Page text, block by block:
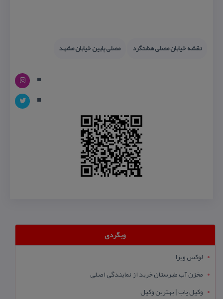
نقشه خیابان مصلی هشتگرد مصلی پایین خیابان مشهد
وبگردی
لوکس ویزا
مخزن آب طبرستان خرید از نمایندگی اصلی
وکیل یاب | بهترین وکیل